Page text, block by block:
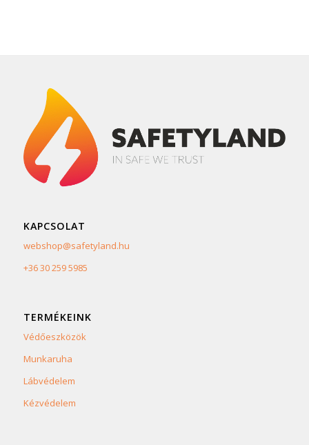
KAPCSOLAT
webshop@safetyland.hu
+36 30 259 5985
TERMÉKEINK
Védőeszközök
Munkaruha
Lábvédelem
Kézvédelem